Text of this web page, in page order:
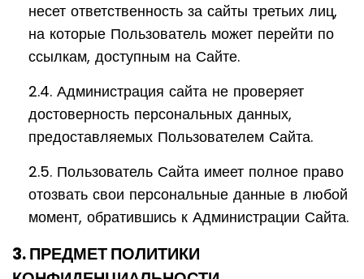
несет ответственность за сайты третьих лиц,
на которые Пользователь может перейти по
ссылкам, доступным на Сайте.
2.4. Администрация сайта не проверяет
достоверность персональных данных,
предоставляемых Пользователем Сайта.
2.5. Пользователь Сайта имеет полное право
отозвать свои персональные данные в любой
момент, обратившись к Администрации Сайта.
3. ПРЕДМЕТ ПОЛИТИКИ